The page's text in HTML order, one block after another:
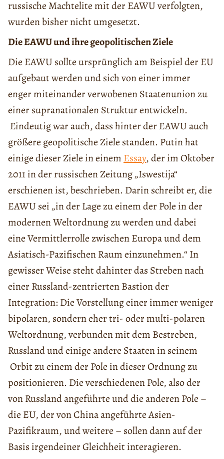
russische Machtelite mit der EAWU verfolgten,
wurden bisher nicht umgesetzt.
Die EAWU und ihre geopolitischen Ziele
Die EAWU sollte ursprünglich am Beispiel der EU
aufgebaut werden und sich von einer immer
enger miteinander verwobenen Staatenunion zu
einer supranationalen Struktur entwickeln.
Eindeutig war auch, dass hinter der EAWU auch
größere geopolitische Ziele standen. Putin hat
einige dieser Ziele in einem Essay, der im Oktober
2011 in der russischen Zeitung „Iswestija“
erschienen ist, beschrieben. Darin schreibt er, die
EAWU sei „in der Lage zu einem der Pole in der
modernen Weltordnung zu werden und dabei
eine Vermittlerrolle zwischen Europa und dem
Asiatisch-Pazifischen Raum einzunehmen.“ In
gewisser Weise steht dahinter das Streben nach
einer Russland-zentrierten Bastion der
Integration: Die Vorstellung einer immer weniger
bipolaren, sondern eher tri- oder multi-polaren
Weltordnung, verbunden mit dem Bestreben,
Russland und einige andere Staaten in seinem
Orbit zu einem der Pole in dieser Ordnung zu
positionieren. Die verschiedenen Pole, also der
von Russland angeführte und die anderen Pole –
die EU, der von China angeführte Asien-
Pazifikraum, und weitere – sollen dann auf der
Basis irgendeiner Gleichheit interagieren.